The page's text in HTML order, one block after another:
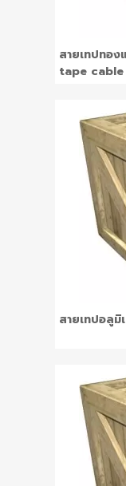
สายเทปทอ
tape cable
สายเทปอลู